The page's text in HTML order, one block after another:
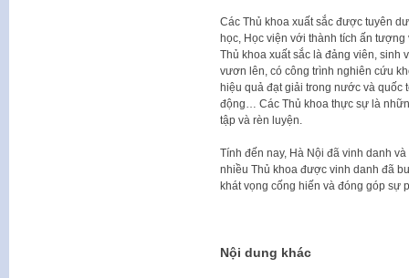
Các Thủ khoa xuất sắc được tuyên
học, Học viện với thành tích ấn
Thủ khoa xuất sắc là đảng viên, sinh
vươn lên, có công trình nghiên cứu
hiệu quả đạt giải trong nước và
động… Các Thủ khoa thực sự là
tập và rèn luyện.
Tính đến nay, Hà Nội đã vinh danh
nhiều Thủ khoa được vinh danh đã
khát vọng cống hiến và đóng góp sự
Nội dung khác